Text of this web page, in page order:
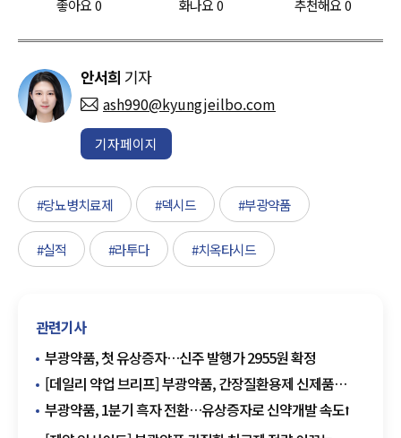
좋아요0 화나요0 추천해요 0
안서희 기자
ash990@kyungjeilbo.com
기자페이지
#당뇨병치료제 #덱시드 #부광약품
#실적 #라투다 #치옥타시드
관련기사
부광약품, 첫 유상증자…신주 발행가 2955원 확정
[데일리 약업 브리프] 부광약품, 간장질환용제 신제품
'레가덱스' 출시 외
부광약품, 1분기 흑자 전환…유상증자로 신약개발 속도⭡